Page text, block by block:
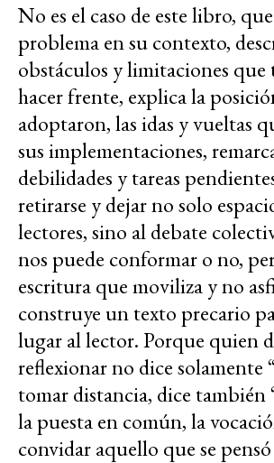
No es el caso de este libro,
problema en su contexto,
obstáculos y limitaciones
hacer frente, explica la
adoptaron, las idas y vueltas
sus implementaciones,
debilidades y tareas
retirarse y dejar no solo
lectores, sino al debate
nos puede conformar o no,
escritura que moviliza y no
construye un texto precario
lugar al lector. Porque quien
reflexionar no dice solamente
tomar distancia, dice también
la puesta en común, la
convidar aquello que se